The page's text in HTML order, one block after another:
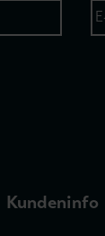
Kundeninfo